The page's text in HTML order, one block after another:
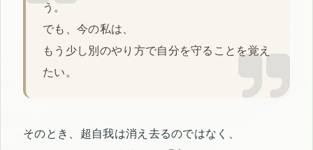
う。
でも、今の私は、
もう少し別のやり方で自分を守ることを覚え
たい。
そのとき、超自我は消え去るのではなく、